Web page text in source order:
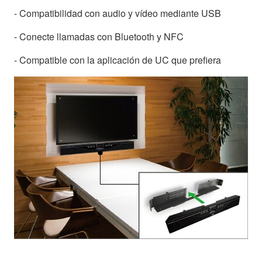
- Compatibilidad con audio y vídeo mediante USB
- Conecte llamadas con Bluetooth y NFC
- Compatible con la aplicación de UC que prefiera